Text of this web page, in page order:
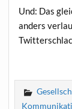
Und: Das
anders